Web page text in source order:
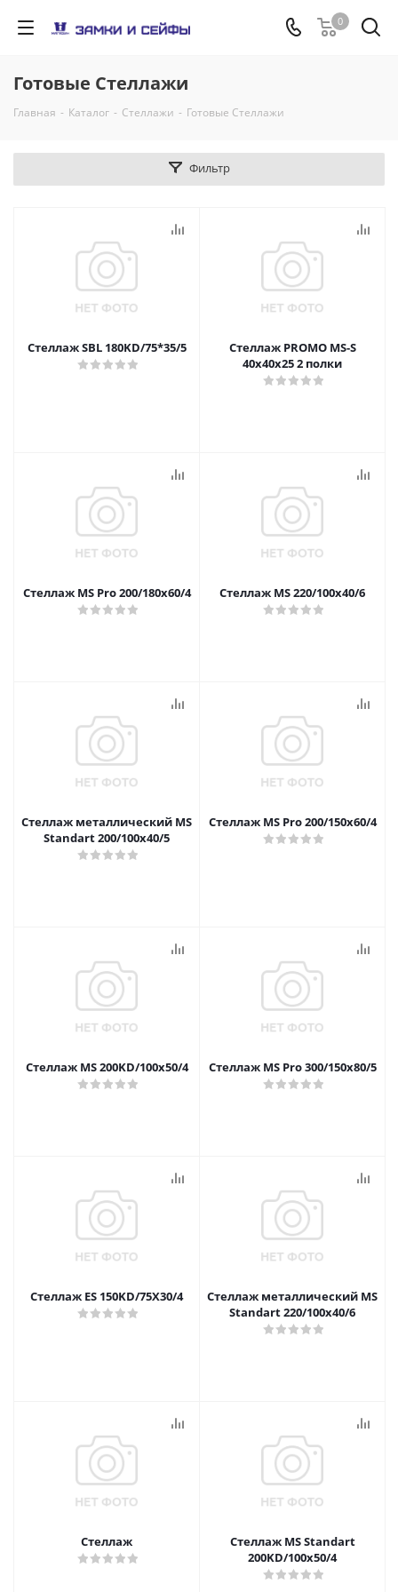
0
Готовые Стеллажи
Главная - Каталог - Стеллажи - Готовые Стеллажи
Фильтр
Стеллаж SBL 180KD/75*35/5
Стеллаж PROMO MS-S
40x40x25 2 полки
Стеллаж MS Pro 200/180x60/4 Стеллаж MS 220/100х40/6
Стеллаж металлический MS
Standart 200/100x40/5
Стеллаж MS Pro 200/150x60/4
Стеллаж MS 200KD/100x50/4 Стеллаж MS Pro 300/150x80/5
Стеллаж ES 150KD/75Х30/4
Стеллаж металлический MS
Standart 220/100x40/6
Стеллаж
Стеллаж MS Standart
200KD/100x50/4